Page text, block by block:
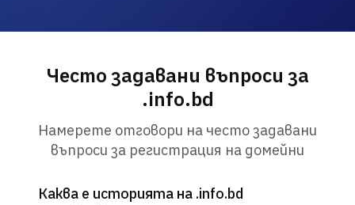
Често задавани въпроси за
.info.bd
Намерете отговори на често задавани
въпроси за регистрация на домейни
Каква е историята на .info.bd